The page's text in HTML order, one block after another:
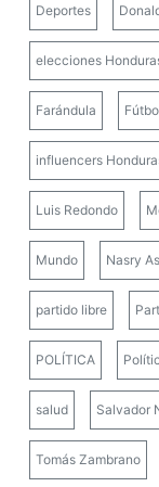
Deportes
elecciones
Farándula
influencers
Luis Redondo
Mundo Nasry
partido libre
POLÍTICA
salud Salvador
Tomás Zambrano